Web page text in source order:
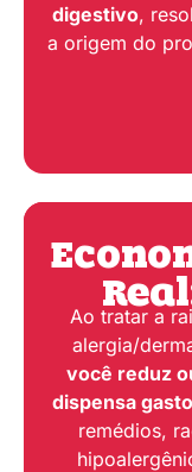
digestivo,
a origem do
Ao tratar a
alergia/
você reduz
dispensa
remédios,